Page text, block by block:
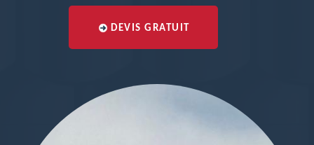
DEVIS GRATUIT